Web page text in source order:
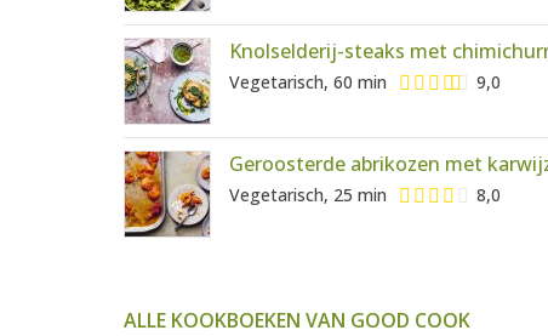
Knolselderij-steaks met
Vegetarisch, 60 min 9,0
Geroosterde abrikozen met
Vegetarisch, 25 min 8,0
ALLE KOOKBOEKEN VAN GOOD COOK